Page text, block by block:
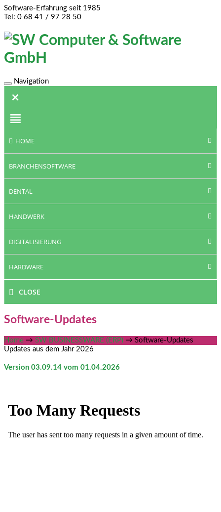
Software-Erfahrung seit 1985
Tel: 0 68 41 / 97 28 50
Toggle
navigation
Navigation
HOME
BRANCHENSOFTWARE
DENTAL
HANDWERK
DIGITALISIERUNG
HARDWARE
CLOSE
Software-Updates
Home → SW BUSINESSWARE (ERP) → Software-Updates
Updates aus dem Jahr 2026
Version 03.09.14 vom 01.04.2026